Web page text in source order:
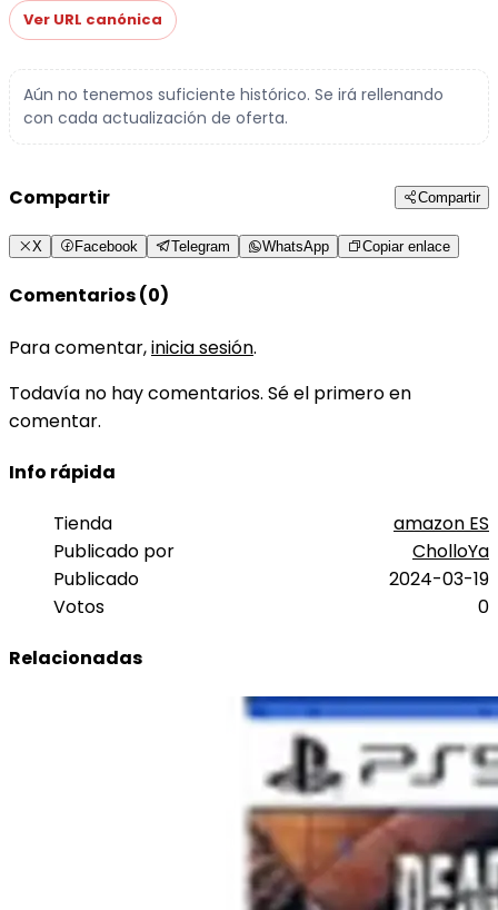
Ver URL canónica
Aún no tenemos suficiente histórico. Se irá rellenando
con cada actualización de oferta.
Compartir Compartir
X Facebook Telegram WhatsApp Copiar enlace
Comentarios (0)
Para comentar,inicia sesión.
Todavía no hay comentarios. Sé el primero en
comentar.
Info rápida
Tienda
amazon ES
Publicado por
CholloYa
Publicado
2024-03-19
Votos
0
Relacionadas